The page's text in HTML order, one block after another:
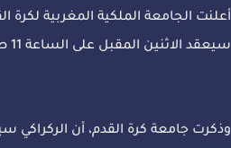
أعلنت الجامعة الملكية المغربية لكرة
سيعقد الاثنين المقبل على الساعة 11 صباحا ندوة صحافية بمركب محمد السادس.
وذكرت جامعة كرة القدم، أن الركراكي